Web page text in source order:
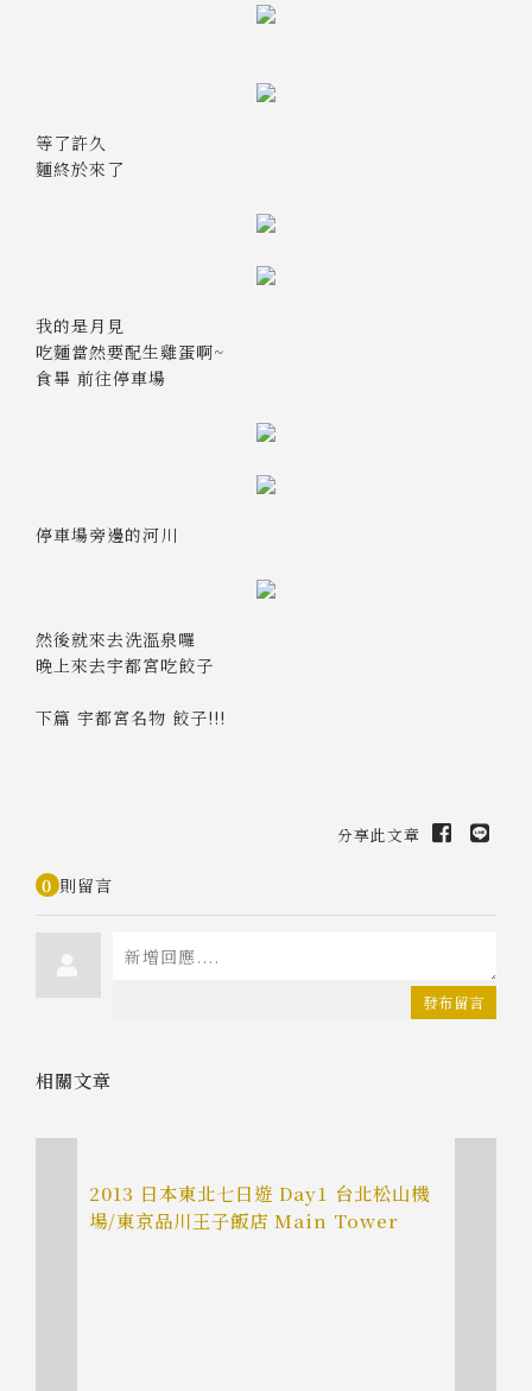
等了許久
麵終於來了
我的是月見
吃麵當然要配生雞蛋啊~
食畢 前往停車場
停車場旁邊的河川
然後就來去洗溫泉囉
晚上來去宇都宮吃餃子
下篇 宇都宮名物 餃子!!!
分享此文章
0 則留言
發布留言
相關文章
2013 日本東北七日遊 Day1 台北松山機
場/東京品川王子飯店 Main Tower